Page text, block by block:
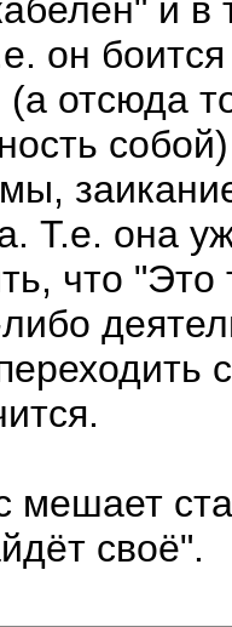
и
он
(а отсюда
Т.е. она
что "Это
либо
мешает
своё".